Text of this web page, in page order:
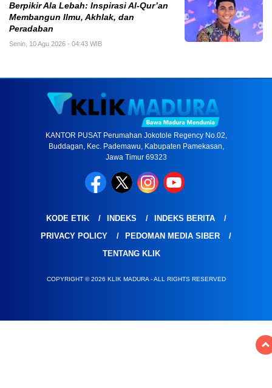
Berpikir Ala Lebah: Inspirasi Al-Qur’an
Membangun Ilmu, Akhlak, dan
Peradaban
Senin, 10 Agu 2026 - 04:43 WIB
KANTOR PUSAT Perumahan Jokotole Regency No.02,
Buddagan, Kec. Pademawu, Kabupaten Pamekasan,
Jawa Timur 69323
KODE ETIK INDEKS
INDEKS BERITA
PRIVACY POLICY
PEDOMAN MEDIA SIBER
TENTANG KLIK
COPYRIGHT © 2026 KLIK MADURA - ALL RIGHTS RESERVED